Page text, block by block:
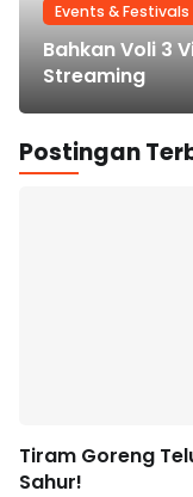
Events & Festivals
Bahkan Voli 3
Streaming
Postingan
Tiram Goreng
Sahur!